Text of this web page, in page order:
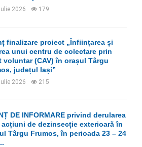
2026 179
finalizare proiect „Înființarea și
unui centru de colectare prin
voluntar (CAV) în orașul Târgu
județul Iași”
2026 215
DE INFORMARE privind derularea
de dezinsecție exterioară în
Târgu Frumos, în perioada 23 – 24